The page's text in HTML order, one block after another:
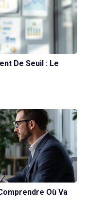
De Seuil : Le
Où Va